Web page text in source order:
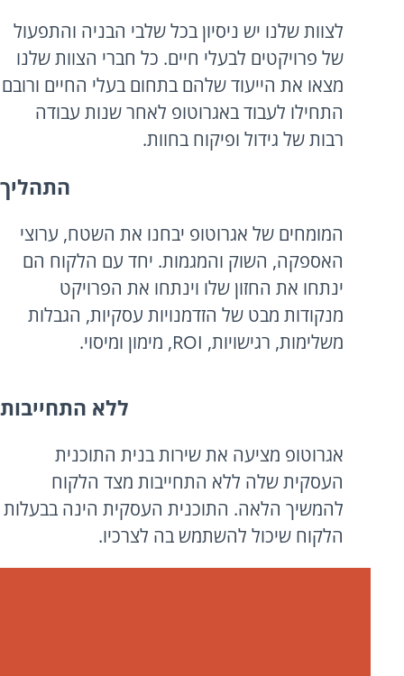
לצוות שלנו יש ניסיון בכל שלבי הבניה והתפעול
של פרויקטים לבעלי חיים. כל חברי הצוות שלנו
מצאו את הייעוד שלהם בתחום בעלי החיים ורובם
התחילו לעבוד באגרוטופ לאחר שנות עבודה
רבות של גידול ופיקוח בחוות.
התהליך
המומחים של אגרוטופ יבחנו את השטח, ערוצי
האספקה, השוק והמגמות. יחד עם הלקוח הם
ינתחו את החזון שלו וינתחו את הפרויקט
מנקודות מבט של הזדמנויות עסקיות, הגבלות
משלימות, רגישויות, ROI, מימון ומיסוי.
ללא התחייבות
אגרוטופ מציעה את שירות בנית התוכנית
העסקית שלה ללא התחייבות מצד הלקוח
להמשיך הלאה. התוכנית העסקית הינה בבעלות
הלקוח שיכול להשתמש בה לצרכיו.